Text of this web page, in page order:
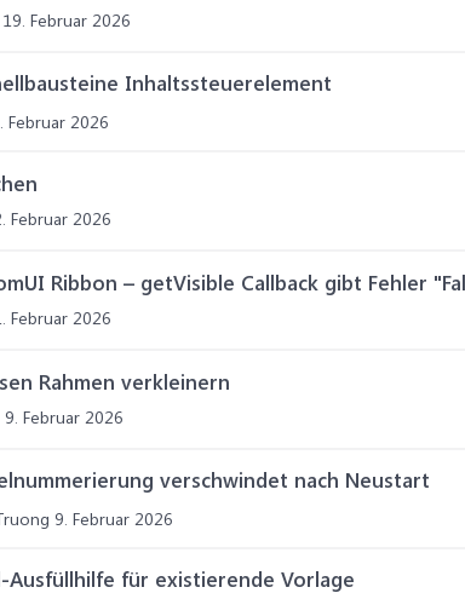
19. Februar 2026
Inhaltssteuerelement
Februar 2026
Februar 2026
Ribbon – getVisible Callback gibt Fehler
Februar 2026
Rahmen verkleinern
9. Februar 2026
verschwindet nach Neustart
9. Februar 2026
Ausfüllhilfe für existierende Vorlage